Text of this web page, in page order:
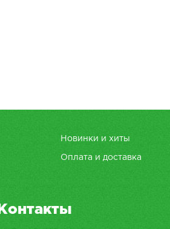
Новинки и хиты
Оплата и доставка
Контакты